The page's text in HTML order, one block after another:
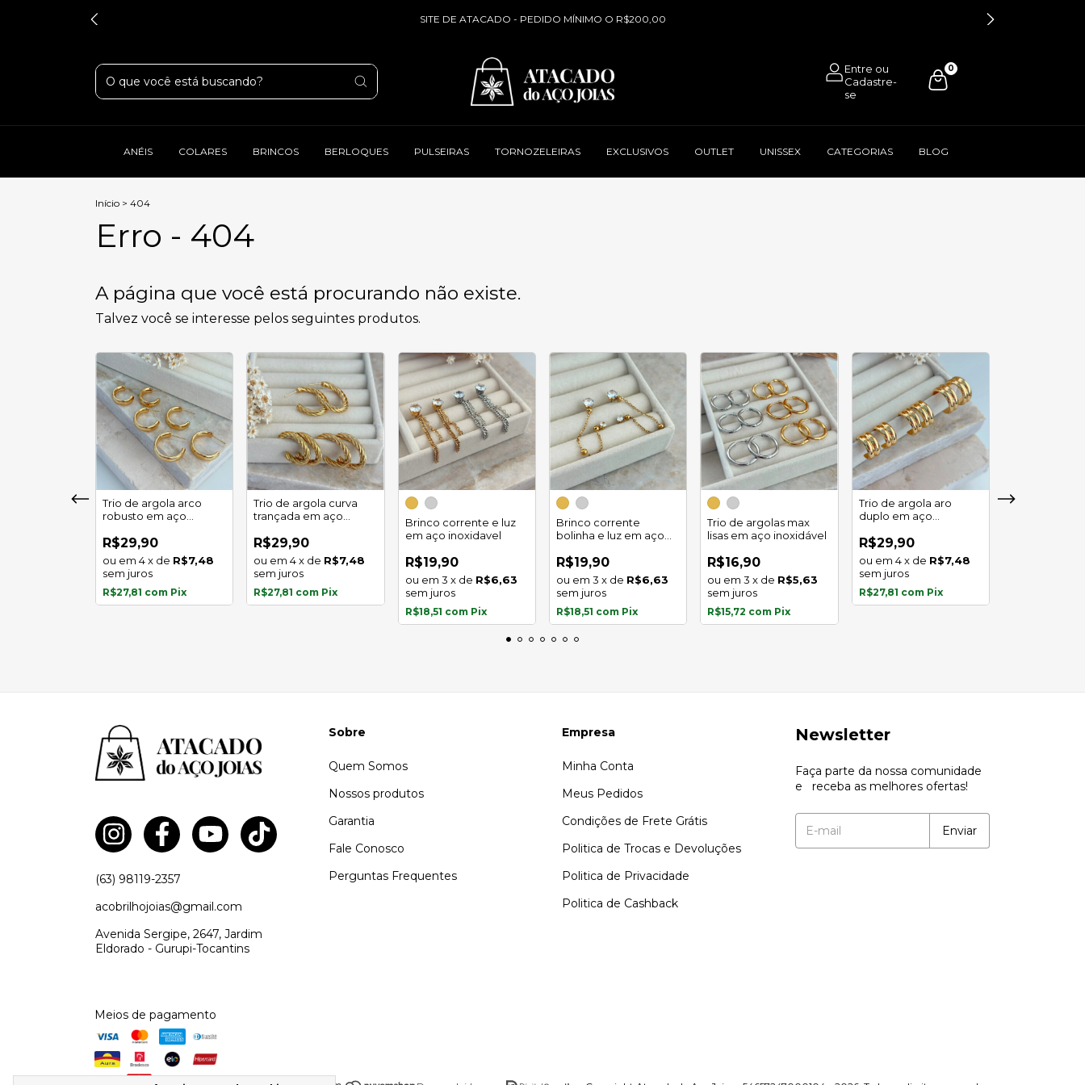
SITE DE ATACADO - PEDIDO MÍNIMO O R$200,00
0
ANÉIS COLARES BRINCOS BERLOQUES PULSEIRAS TORNOZELEIRAS EXCLUSIVOS OUTLET UNISSEX CATEGORIAS BLOG
Início > 404
Erro - 404
A página que você está procurando não existe.
Talvez você se interesse pelos seguintes produtos.
Trio de argola arco
robusto em aço
R$29,90
4x de R$7,48
sem juros
R$27,81 com Pix
Trio de argola curva
trançada em aço
R$29,90
4 x de R$7,48
sem juros
R$27,81 com Pix
Brinco corrente e luz
em aço inoxidavel
R$19,90
3 x de R$6,63
sem juros
R$18,51 com Pix
Brinco corrente
bolinha e luz em aço
R$19,90
3 x de R$6,63
sem juros
R$18,51 com Pix
Trio de argolas max
lisas em aço inoxidável
R$16,90
3 x de R$5,63
sem juros
R$15,72 com Pix
Trio de argola aro
duplo em aço
R$29,90
4 x de R$7,48
sem juros
R$27,81 com Pix
(63) 98119-2357
acobrilhojoias@gmail.com
Avenida Sergipe, 2647, Jardim
Eldorado - Gurupi-Tocantins
Sobre
Quem Somos
Nossos produtos
Garantia
Fale Conosco
Perguntas Frequentes
Empresa
Minha Conta
Meus Pedidos
Condições de Frete Grátis
Politica de Trocas e Devoluções
Politica de Privacidade
Politica de Cashback
Newsletter
Faça parte da nossa comunidade
e receba as melhores ofertas!
Meios de pagamento